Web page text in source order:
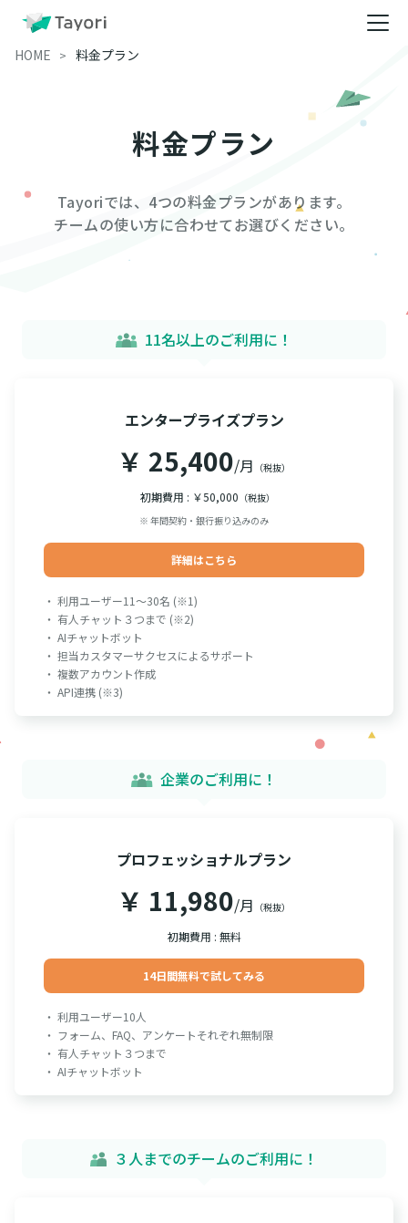
HOME 料金プラン
料金プラン
Tayoriでは、4つの料金プランがあります。
チームの使い方に合わせてお選びください。
11名以上のご利用に！
エンタープライズプラン
￥ 25,400/月 （税抜）
初期費用 : ￥50,000 （税抜）
※ 年間契約・銀行振り込みのみ
詳細はこちら
・ 利用ユーザー11～30名 (※1)
・ 有人チャット３つまで (※2)
・ AIチャットボット
・ 担当カスタマーサクセスによるサポート
・ 複数アカウント作成
・ API連携 (※3)
企業のご利用に！
プロフェッショナルプラン
￥ 11,980/月 （税抜）
初期費用 : 無料
14日間無料で試してみる
・ 利用ユーザー10人
・ フォーム、FAQ、アンケートそれぞれ無制限
・ 有人チャット３つまで
・ AIチャットボット
３人までのチームのご利用に！